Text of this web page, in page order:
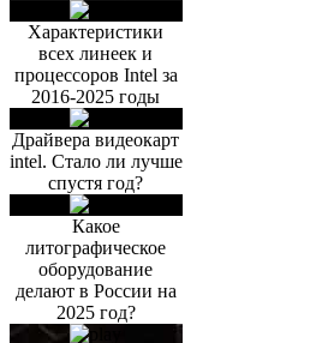
Характеристики
всех линеек и
процессоров Intel за
2016-2025 годы
Драйвера видеокарт
intel. Стало ли лучше
спустя год?
Какое
литографическое
оборудование
делают в России на
2025 год?